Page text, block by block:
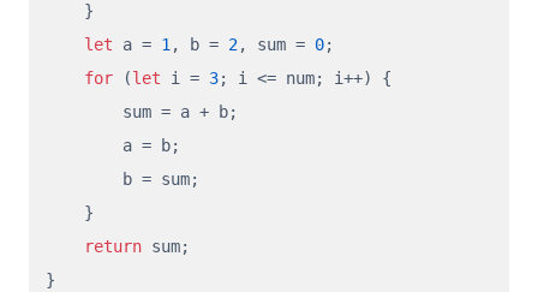
    }
let a = 1, b = 2, sum = 0;
for (let i = 3; i <= num; i++) {
        sum = a + b;
        a = b;
        b = sum;
    }
return sum;
}